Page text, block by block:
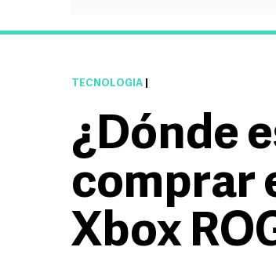
TECNOLOGÍA
¿Dónde
comprar
Xbox